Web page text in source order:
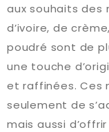
aux souhaits des
d’ivoire, de
poudré sont de
une touche
et raffinées. Ces
seulement de
mais aussi